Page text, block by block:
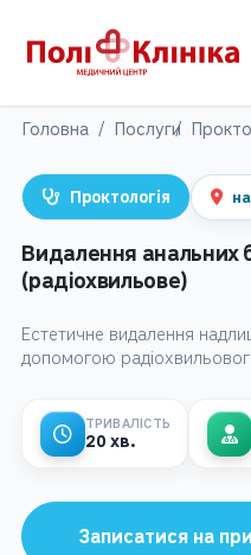
Головна Послуги
Проктологія
Видалення анальних
(радіохвильове)
Естетичне видалення
допомогою
ТРИВАЛІСТЬ
20 хв.
Записатися на